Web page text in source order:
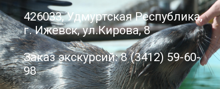
426033, Удмуртская Республика,
г. Ижевск, ул.Кирова, 8
Заказ экскурсий: 8 (3412) 59-60-
98